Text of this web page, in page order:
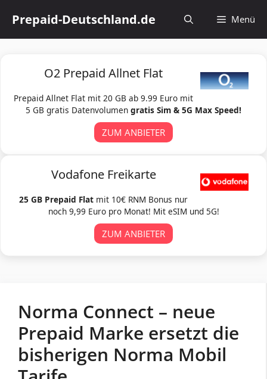
Inhalt
springen
Prepaid-Deutschland.de Menü
O2 Prepaid Allnet Flat
Prepaid Allnet Flat mit 20 GB ab 9.99 Euro mit
5 GB gratis Datenvolumen gratis Sim & 5G Max Speed!
ZUM ANBIETER
Vodafone Freikarte
25 GB Prepaid Flat mit 10€ RNM Bonus nur
noch 9,99 Euro pro Monat! Mit eSIM und 5G!
ZUM ANBIETER
Norma Connect – neue
Prepaid Marke ersetzt die
bisherigen Norma Mobil